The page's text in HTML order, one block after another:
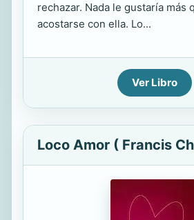
rechazar. Nada le gustaría más
acostarse con ella. Lo...
Ver Libro
Loco Amor ( Francis